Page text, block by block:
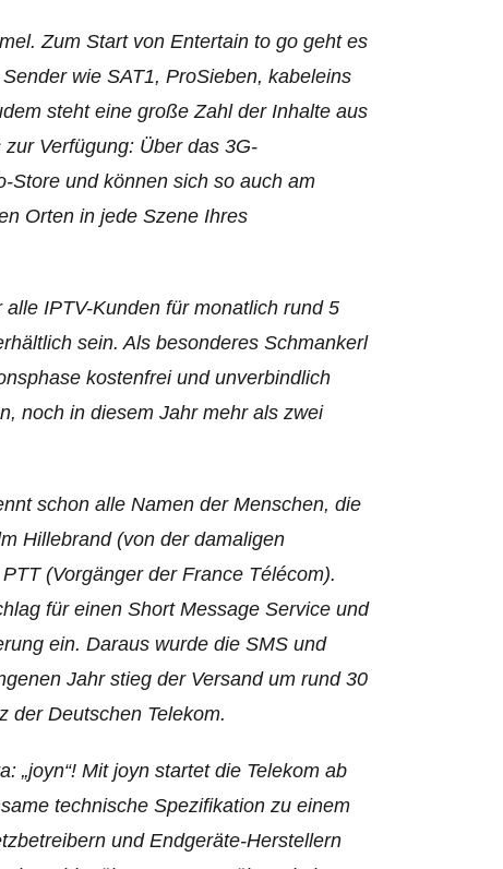
Zum Start von Entertain to go geht es
wie SAT1, ProSieben, kabeleins
steht eine große Zahl der Inhalte aus
Verfügung: Über das 3G-
Store und können sich so auch am
Orten in jede Szene Ihres
IPTV-Kunden für monatlich rund 5
sein. Als besonderes Schmankerl
kostenfrei und unverbindlich
noch in diesem Jahr mehr als zwei
schon alle Namen der Menschen, die
Hillebrand (von der damaligen
(Vorgänger der France Télécom).
für einen Short Message Service und
ein. Daraus wurde die SMS und
Jahr stieg der Versand um rund 30
der Deutschen Telekom.
„joyn“! Mit joyn startet die Telekom ab
technische Spezifikation zu einem
und Endgeräte-Herstellern